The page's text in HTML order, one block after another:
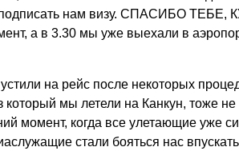
подписать нам визу. СПАСИБО
а в 3.30 мы уже выехали в
на рейс после некоторых
который мы летели на Канкун, тоже
момент, когда все улетающие уже
стали бояться нас